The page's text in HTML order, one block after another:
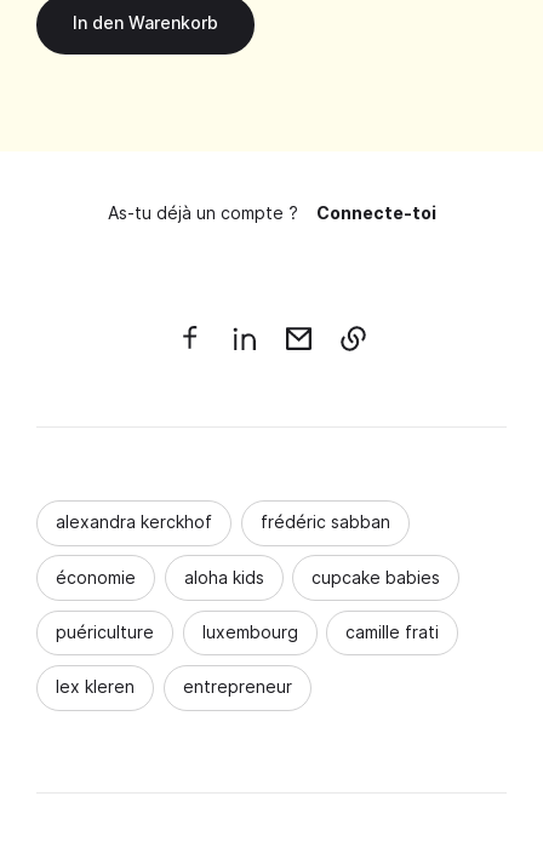
As-tu déjà un compte ? Connecte-toi
alexandra kerckhof frédéric sabban
économie aloha kids cupcake babies
puériculture luxembourg camille frati
lex kleren entrepreneur